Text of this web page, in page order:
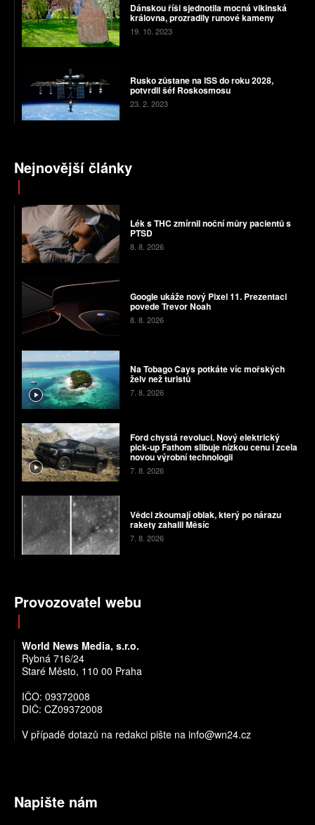
Dánskou říši sjednotila mocná vikinská
královna, prozradily runové kameny
19. 10. 2023
Rusko zůstane na ISS do roku 2028,
potvrdil šéf Roskosmosu
23. 2. 2023
Nejnovější články
Lék s THC zmírnil noční můry pacientů s
PTSD
8. 8. 2026
Google ukáže nový Pixel 11. Prezentaci
povede Trevor Noah
8. 8. 2026
Na Tobago Cays potkáte víc mořských
želv než turistů
7. 8. 2026
Ford chystá revoluci. Nový elektrický
pick-up Fathom slibuje nízkou cenu i zcela
novou výrobní technologii
7. 8. 2026
Vědci zkoumají oblak, který po nárazu
rakety zahalil Měsíc
7. 8. 2026
Provozovatel webu
World News Media, s.r.o.
Rybná 716/24
Staré Město, 110 00 Praha
IČO: 09372008
DIČ: CZ09372008
V případě dotazů na redakci pište na info@wn24.cz
Napište nám